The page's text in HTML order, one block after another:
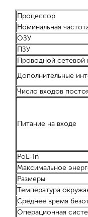
Процессор
Номинальная
ОЗУ
ПЗУ
Проводной сетевой
Дополнительные
Число входов
Питание на входе
PoE-In
Максимальное
Размеры
Температура
Среднее время
Операционная